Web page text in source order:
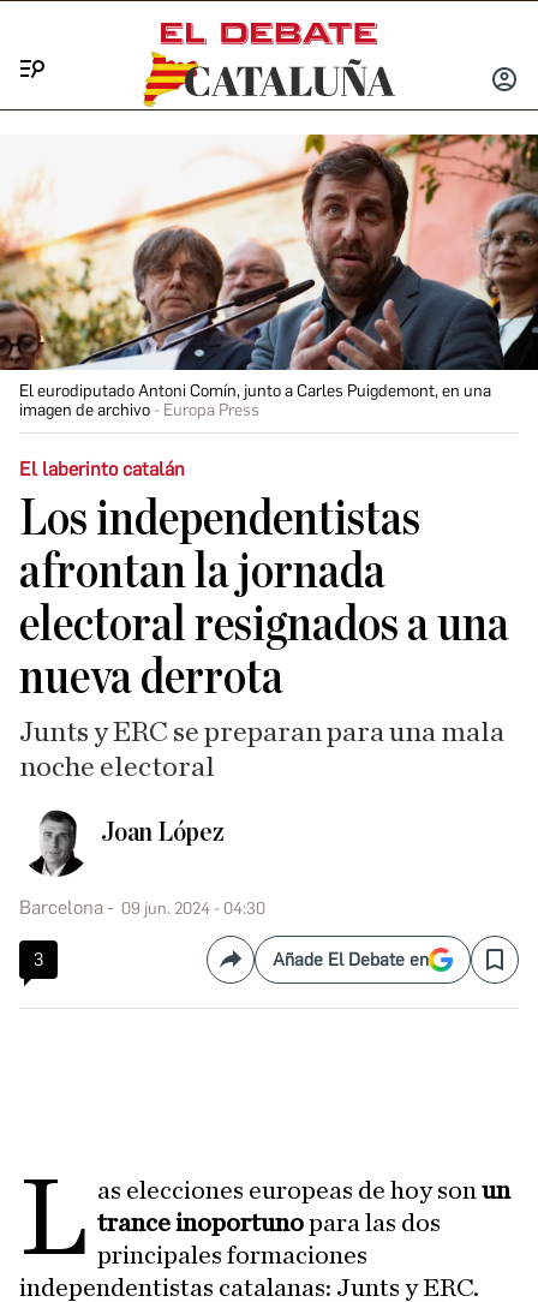
INICIAR
El eurodiputado Antoni Comín, junto a Carles Puigdemont, en una
imagen de archivo
Europa Press
El laberinto catalán
Los independentistas
afrontan la jornada
electoral resignados a una
nueva derrota
Junts y ERC se preparan para una mala
noche electoral
Joan López
Barcelona 09 jun. 2024 - 04:30
3 CompartirAñade El Debate en Save
L as elecciones europeas de hoy son un
trance inoportunopara las dos
principales formaciones
independentistas catalanas: Junts y ERC.